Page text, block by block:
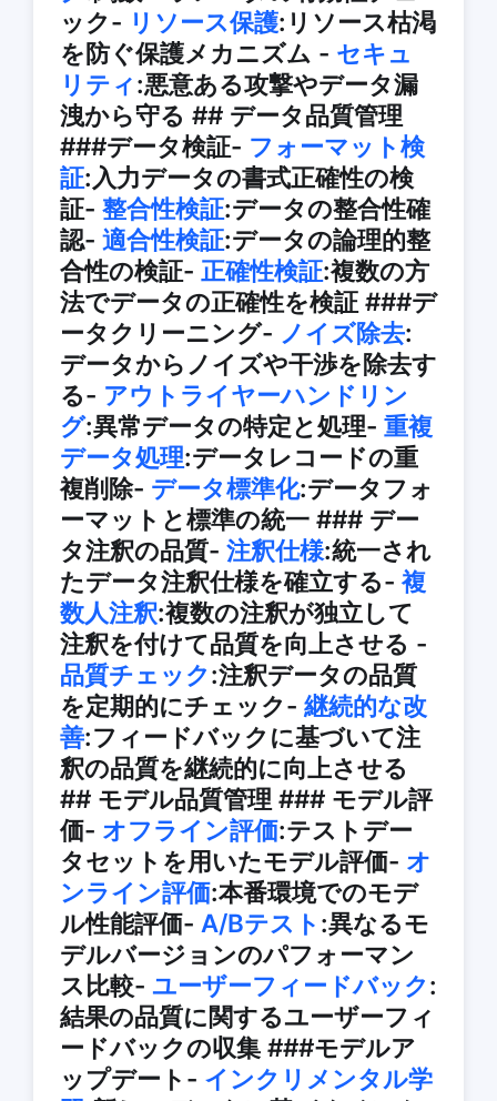
ック- リソース保護:リソース枯渇
を防ぐ保護メカニズム - セキュ
リティ:悪意ある攻撃やデータ漏
洩から守る ## データ品質管理
###データ検証- フォーマット検
証:入力データの書式正確性の検
証- 整合性検証:データの整合性確
認- 適合性検証:データの論理的整
合性の検証- 正確性検証:複数の方
法でデータの正確性を検証 ###デ
ータクリーニング- ノイズ除去:
データからノイズや干渉を除去す
る- アウトライヤーハンドリン
グ:異常データの特定と処理- 重複
データ処理:データレコードの重
複削除- データ標準化:データフォ
ーマットと標準の統一 ### デー
タ注釈の品質- 注釈仕様:統一され
たデータ注釈仕様を確立する-複
数人注釈:複数の注釈が独立して
注釈を付けて品質を向上させる -
品質チェック:注釈データの品質
を定期的にチェック- 継続的な改
善:フィードバックに基づいて注
釈の品質を継続的に向上させる
## モデル品質管理 ### モデル評
価- オフライン評価:テストデー
タセットを用いたモデル評価- オ
ンライン評価:本番環境でのモデ
ル性能評価- A/Bテスト :異なるモ
デルバージョンのパフォーマン
ス比較- ユーザーフィードバック:
結果の品質に関するユーザーフィ
ードバックの収集 ###モデルア
ップデート- インクリメンタル学